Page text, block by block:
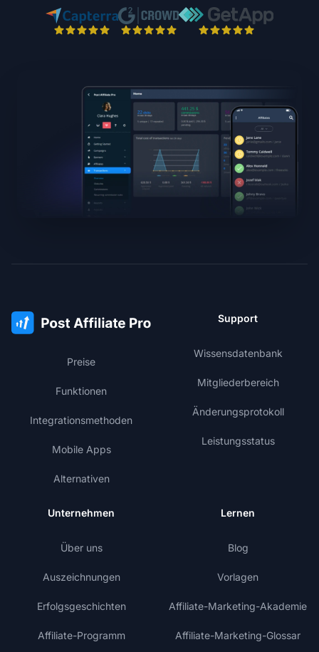
Preise
Funktionen
Integrationsmethoden
Mobile Apps
Alternativen
Support
Wissensdatenbank
Mitgliederbereich
Änderungsprotokoll
Leistungsstatus
Unternehmen
Über uns
Auszeichnungen
Erfolgsgeschichten
Affiliate-Programm
Lernen
Blog
Vorlagen
Affiliate-Marketing-Akademie
Affiliate-Marketing-Glossar